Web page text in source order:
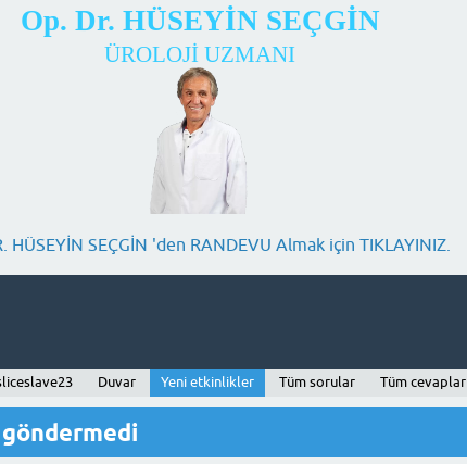
Op. Dr. HÜSEYİN SEÇGİN
ÜROLOJİ UZMANI
HÜSEYİN SEÇGİN 'den RANDEVU Almak için TIKLAYINIZ.
Duvar Yeni etkinlikler Tüm sorular Tüm cevaplar